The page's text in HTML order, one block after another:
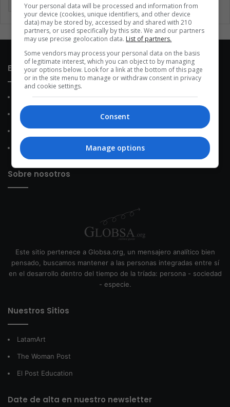
Mundo México Música Negocios Politica
Enlaces de interés
Sobre Nosotros
Contacto
Política de Privacidad
Política de Cookies
Sobre nosotros
Este sitio pertenece a Globsa.org, un mensajero analítico bien
pensado, buscamos mantener a las personas integradas entre sí
en el desarrollo dentro del tiempo de la tríada: persona - sociedad
- especie.
Nuestros Sitios
LatamArt
The Woman Post
El Post Education
Date de alta en nuestro newsletter
Your personal data will be processed and information from
your device (cookies, unique identifiers, and other device
data) may be stored by, accessed by and shared with 210
partners, or used specifically by this site. We and our partners
may use precise geolocation data. List of partners.
Some vendors may process your personal data on the basis
of legitimate interest, which you can object to by managing
your options below. Look for a link at the bottom of this page
or in the site menu to manage or withdraw consent in privacy
and cookie settings.
Consent
Manage options